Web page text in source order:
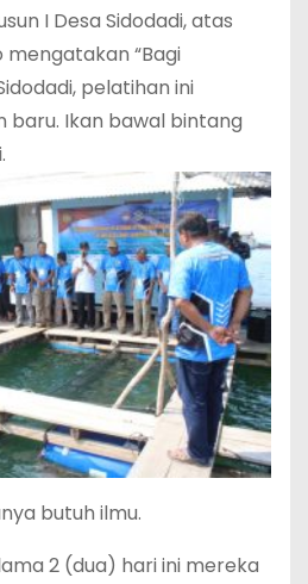
I Desa Sidodadi, atas
“Bagi
pelatihan ini
baru. Ikan bawal bintang
butuh ilmu.
2 (dua) hari ini mereka